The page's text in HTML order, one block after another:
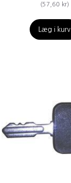
(57,60 kr)
Læg i kurv